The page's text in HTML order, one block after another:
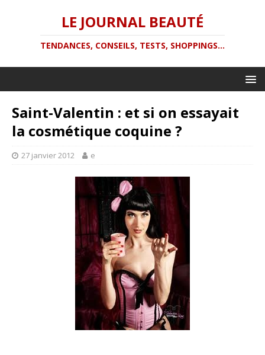
LE JOURNAL BEAUTÉ
TENDANCES, CONSEILS, TESTS, SHOPPINGS...
Saint-Valentin : et si on essayait
la cosmétique coquine ?
27 janvier 2012 e